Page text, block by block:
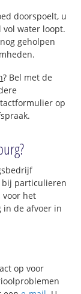
doorspoelt, u
vol water loopt.
geholpen
? Bel met de
op
bij particulieren
voor het
in de afvoer in
op voor